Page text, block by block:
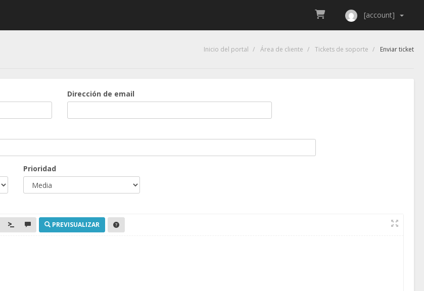
[account]
Inicio del portal Área de cliente Tickets de soporte Enviar ticket
Dirección de email
Prioridad
PREVISUALIZAR